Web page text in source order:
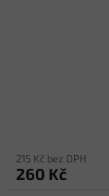
215 Kč bez DPH
260 Kč